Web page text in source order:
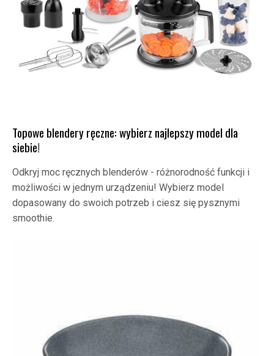
Topowe blendery ręczne: wybierz najlepszy model dla
siebie!
Odkryj moc ręcznych blenderów - różnorodność funkcji i
możliwości w jednym urządzeniu! Wybierz model
dopasowany do swoich potrzeb i ciesz się pysznymi
smoothie.